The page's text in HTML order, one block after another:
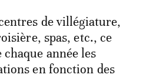
de villégiature,
spas, etc., ce
année les
en fonction des